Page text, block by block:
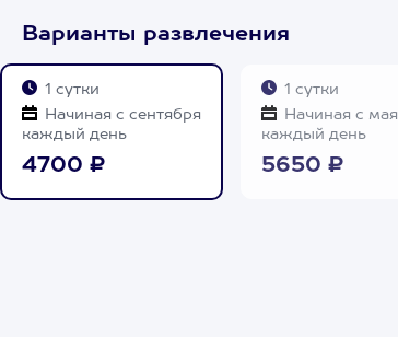
Варианты развлечения
1 сутки
Начиная с сентября
каждый день
4700 ₽
1 сутки
Начиная с мая
каждый день
5650 ₽